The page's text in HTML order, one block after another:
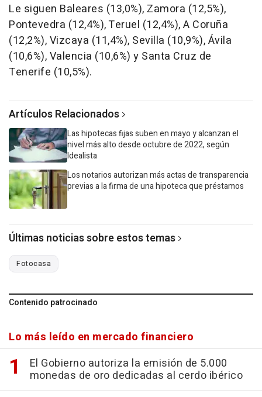
Le siguen Baleares (13,0%), Zamora (12,5%),
Pontevedra (12,4%), Teruel (12,4%), A Coruña
(12,2%), Vizcaya (11,4%), Sevilla (10,9%), Ávila
(10,6%), Valencia (10,6%) y Santa Cruz de
Tenerife (10,5%).
Artículos Relacionados
Las hipotecas fijas suben en mayo y alcanzan el
nivel más alto desde octubre de 2022, según
Idealista
Los notarios autorizan más actas de transparencia
previas a la firma de una hipoteca que préstamos
Últimas noticias sobre estos temas
Fotocasa
Contenido patrocinado
Lo más leído en mercado financiero
El Gobierno autoriza la emisión de 5.000
monedas de oro dedicadas al cerdo ibérico